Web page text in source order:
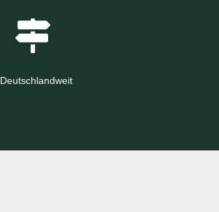
Deutschlandweit